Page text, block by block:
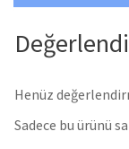
Henüz
Sadece bu ürünü